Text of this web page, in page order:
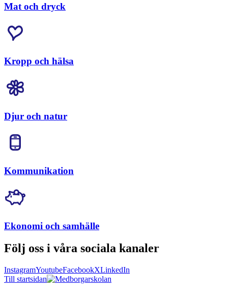
Mat och dryck
Kropp och hälsa
Djur och natur
Kommunikation
Ekonomi och samhälle
Följ oss i våra sociala kanaler
InstagramYoutubeFacebookXLinkedIn
Till startsidan